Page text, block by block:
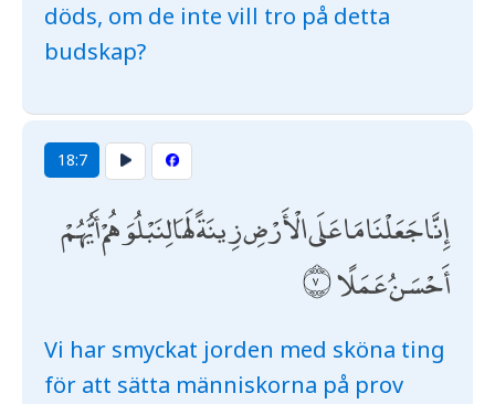
döds, om de inte vill tro på detta
budskap?
18:7
إِنَّا جَعَلْنَا مَا عَلَى الْأَرْضِ زِينَةً لَهَا لِنَبْلُوَهُمْ أَيُّهُمْ
أَحْسَنُ عَمَلًا
Vi har smyckat jorden med sköna ting
för att sätta människorna på prov